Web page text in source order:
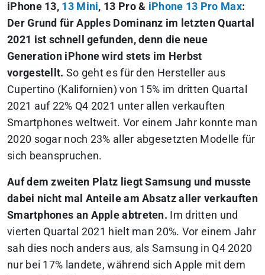
iPhone 13, 13 Mini, 13 Pro & iPhone 13 Pro Max:
Der Grund für Apples Dominanz im letzten Quartal
2021 ist schnell gefunden, denn die neue
Generation iPhone wird stets im Herbst
vorgestellt. So geht es für den Hersteller aus
Cupertino (Kalifornien) von 15% im dritten Quartal
2021 auf 22% Q4 2021 unter allen verkauften
Smartphones weltweit. Vor einem Jahr konnte man
2020 sogar noch 23% aller abgesetzten Modelle für
sich beanspruchen.
Auf dem zweiten Platz liegt Samsung und musste
dabei nicht mal Anteile am Absatz aller verkauften
Smartphones an Apple abtreten. Im dritten und
vierten Quartal 2021 hielt man 20%. Vor einem Jahr
sah dies noch anders aus, als Samsung in Q4 2020
nur bei 17% landete, während sich Apple mit dem